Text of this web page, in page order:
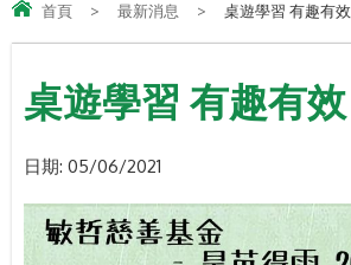
首頁 > 最新消息 > 桌遊學習 有趣有效
桌遊學習 有趣有效
日期: 05/06/2021